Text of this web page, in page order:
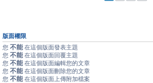
版面權限
您 不能 在這個版面發表主題
您 不能 在這個版面回覆主題
您 不能 在這個版面編輯您的文章
您 不能 在這個版面刪除您的文章
您 不能 在這個版面上傳附加檔案